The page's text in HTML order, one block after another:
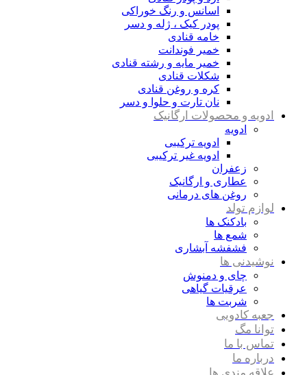
اسانس و رنگ خوراکی
پودر کیک ، ژله و دسر
خامه قنادی
خمیر فوندانت
خمیر مایه و رشته قنادی
شکلات قنادی
کره و روغن قنادی
نان تارت و حلوا و دسر
ادویه و محصولات ارگانیک
ادویه
ادویه ترکیبی
ادویه غیر ترکیبی
زعفران
عطاری و ارگانیک
روغن های درمانی
لوازم تولد
بادکنک ها
شمع ها
فشفشه آبشاری
نوشیدنی ها
چای و دمنوش
عرقیات گیاهی
شربت ها
جعبه کادویی
توانا مگ
تماس با ما
درباره ما
علاقه مندی ها